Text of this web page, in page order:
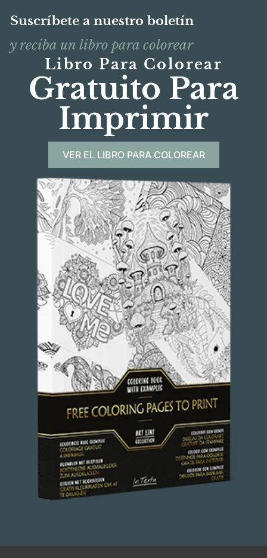
Suscríbete a nuestro boletín
y reciba un libro para colorear
Libro Para Colorear
Gratuito Para
Imprimir
VER EL LIBRO PARA COLOREAR